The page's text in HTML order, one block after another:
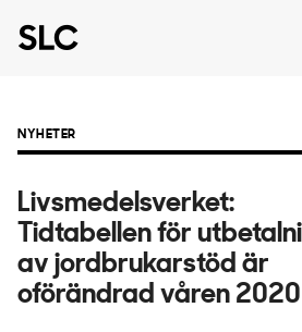
NYHETER
Livsmedelsverket:
Tidtabellen för
av jordbrukarstöd är
oförändrad våren 2020